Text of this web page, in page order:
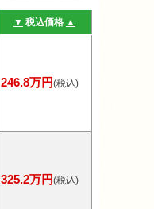
▼ 税込価格 ▲
246.8万円(税込)
325.2万円(税込)